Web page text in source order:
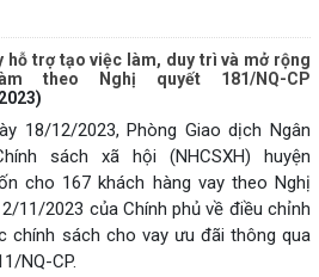
hỗ trợ tạo việc làm, duy trì và mở rộng
theo Nghị quyết 181/NQ-CP
18/12/2023, Phòng Giao dịch Ngân
sách xã hội (NHCSXH) huyện
cho 167 khách hàng vay theo Nghị
11/2023 của Chính phủ về điều chỉnh
chính sách cho vay ưu đãi thông qua
NQ-CP.